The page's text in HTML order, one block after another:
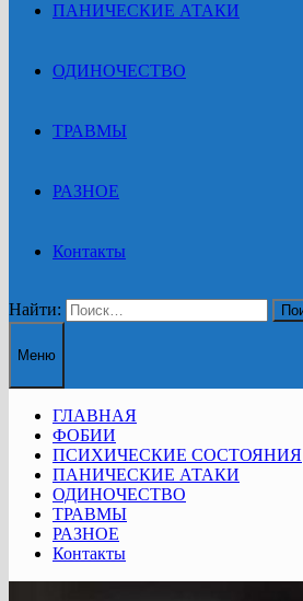
ПАНИЧЕСКИЕ АТАКИ
ОДИНОЧЕСТВО
ТРАВМЫ
РАЗНОЕ
Контакты
Найти:
Меню
ГЛАВНАЯ
ФОБИИ
ПСИХИЧЕСКИЕ СОСТОЯНИЯ
ПАНИЧЕСКИЕ АТАКИ
ОДИНОЧЕСТВО
ТРАВМЫ
РАЗНОЕ
Контакты